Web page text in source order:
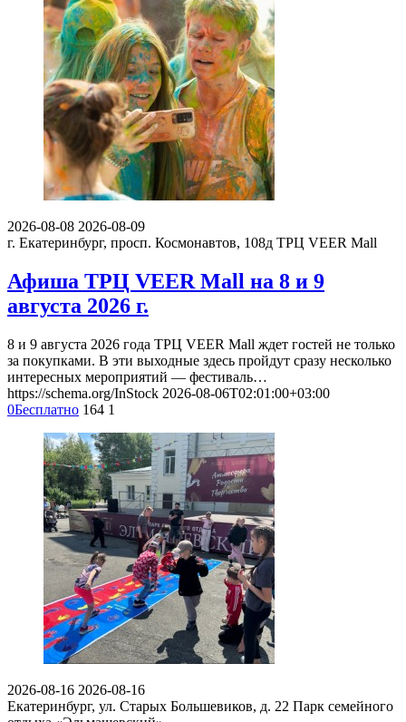
2026-08-08 2026-08-09
г. Екатеринбург, просп. Космонавтов, 108д ТРЦ VEER Mall
Афиша ТРЦ VEER Mall на 8 и 9
августа 2026 г.
8 и 9 августа 2026 года ТРЦ VEER Mall ждет гостей не только
за покупками. В эти выходные здесь пройдут сразу несколько
интересных мероприятий — фестиваль…
https://schema.org/InStock 2026-08-06T02:01:00+03:00
0Бесплатно 164 1
2026-08-16 2026-08-16
Екатеринбург, ул. Старых Большевиков, д. 22 Парк семейного